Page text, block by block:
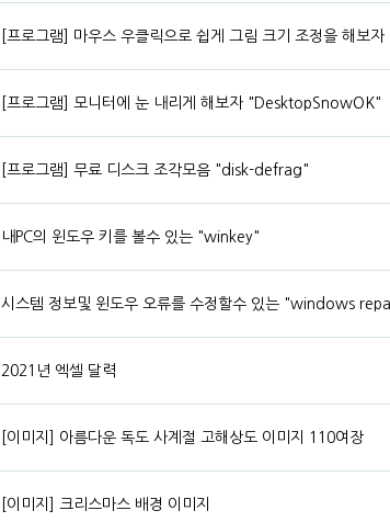
[프로그램] 마우스 우클릭으로 쉽게 그림 크기 조정을 해보
[프로그램] 모니터에 눈 내리게 해보자 "DesktopSnowOK"
[프로그램] 무료 디스크 조각모음 "disk-defrag"
내PC의 윈도우 키를 볼수 있는 "winkey"
시스템 정보및 윈도우 오류를 수정할수 있는 "windows
2021년 엑셀 달력
[이미지] 아름다운 독도 사계절 고해상도 이미지 110여장
[이미지] 크리스마스 배경 이미지